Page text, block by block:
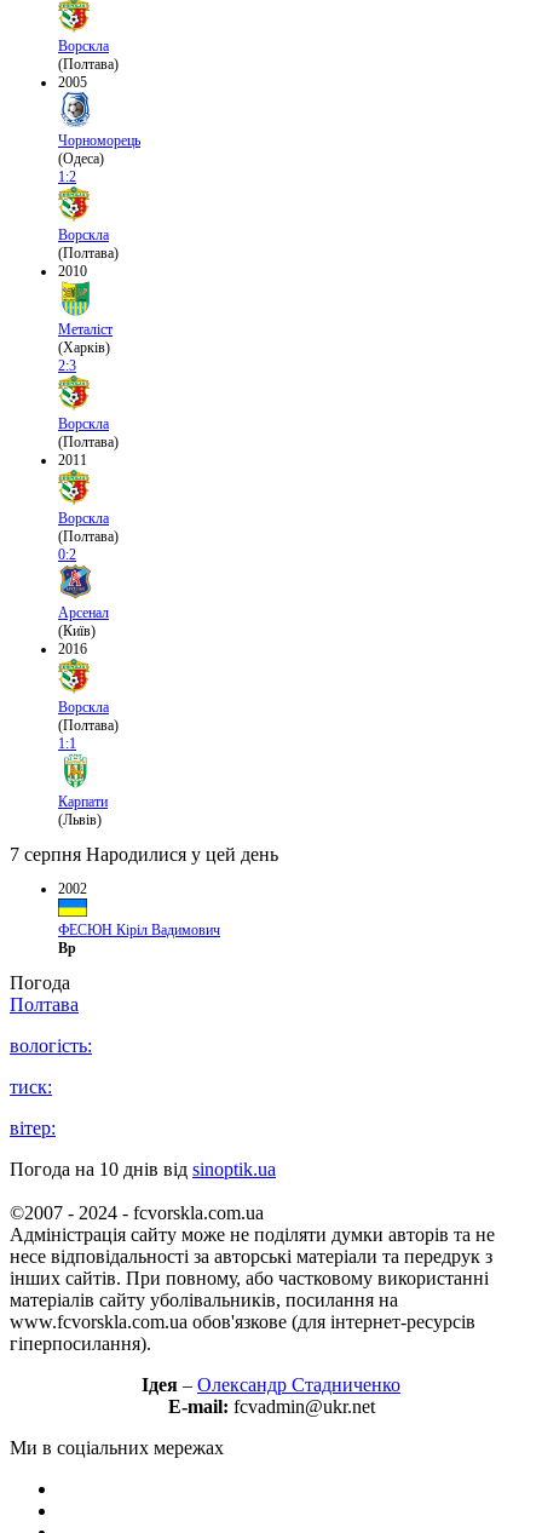
Ворскла
(Полтава)
2005
Чорноморець
(Одеса)
1:2
Ворскла
(Полтава)
2010
Металіст
(Харків)
2:3
Ворскла
(Полтава)
2011
Ворскла
(Полтава)
0:2
Арсенал
(Київ)
2016
Ворскла
(Полтава)
1:1
Карпати
(Львів)
7 серпня Народилися у цей день
2002
ФЕСЮН Кіріл Вадимович
Вр
Погода
Полтава
вологість:
тиск:
вітер:
Погода на 10 днів від sinoptik.ua
©2007 - 2024 - fcvorskla.com.ua
Адміністрація сайту може не поділяти думки авторів та не
несе відповідальності за авторські матеріали та передрук з
інших сайтів. При повному, або частковому використанні
матеріалів сайту уболівальників, посилання на
www.fcvorskla.com.ua обов'язкове (для інтернет-ресурсів
гіперпосилання).
Ідея – Олександр Стадниченко
E-mail: fcvadmin@ukr.net
Ми в соціальних мережах